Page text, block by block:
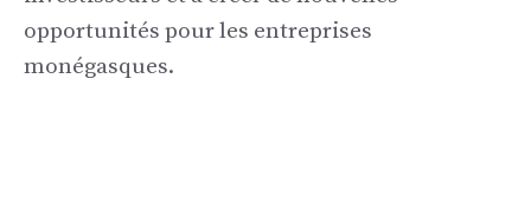
opportunités pour les entreprises
monégasques.